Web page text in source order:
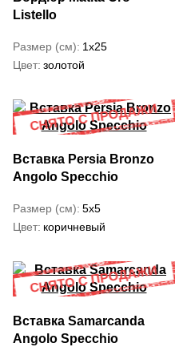
Listello
Размер (см) 1x25
Цвет золотой
Вставка Persia Bronzo
Angolo Specchio
Размер (см) 5x5
Цвет коричневый
Вставка Samarcanda
Angolo Specchio